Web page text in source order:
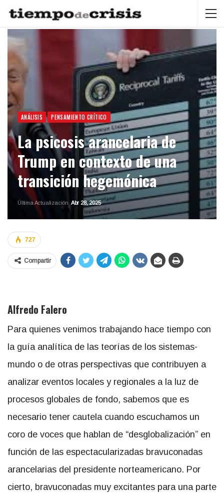
ANÁLISIS PENSAMIENTO CRÍTICO
La psicosis arancelaria de
Trump en contexto de una
transición hegemónica
Última Actualización Abr 28, 2025
727
Compartir
Alfredo Falero
Para quienes venimos trabajando hace tiempo con
la guía analítica de las teorías de los sistemas-
mundo o de otras perspectivas que contribuyen a
analizar eventos locales y regionales a la luz de
procesos globales de fondo, sabemos que es
necesario tener cautela cuando escuchamos un
coro de voces que hablan de “desglobalización” en
función de las espectacularizadas bravuconadas
arancelarias del presidente norteamericano. Por
cierto, bravuconadas muy excitantes para una parte